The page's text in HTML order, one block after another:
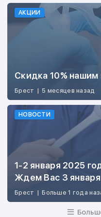
АКЦИИ
Скидка 10% нашим
Брест | 5 месяцев назад
НОВОСТИ
1-2 января 2025
Ждем Вас 3 января
Брест | Больше 1 года